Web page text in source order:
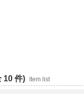
10 件) Item list